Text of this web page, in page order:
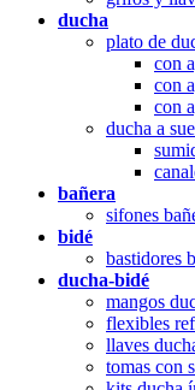
ducha
plato de
con
con
con
ducha a
bañera
sifones
bidé
bastidores
ducha-bidé
mangos
flexibles
llaves
tomas con